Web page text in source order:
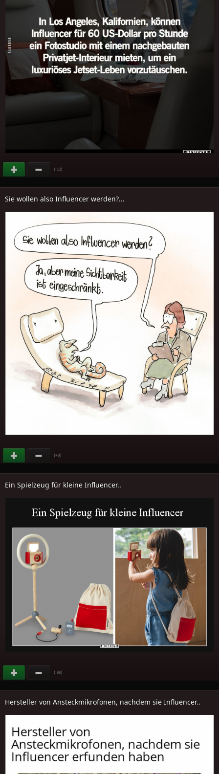
(-10)
Sie wollen also Influencer werden?...
(+9)
Ein Spielzeug für kleine Influencer..
(-89)
Hersteller von Ansteckmikrofonen, nachdem sie Influencer..